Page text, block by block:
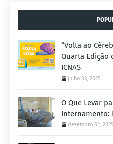
“Volta ao
Quarta Edição
ICNAS
julho 03, 2025
O Que Levar
Internamento:
dezembro 02, 2025